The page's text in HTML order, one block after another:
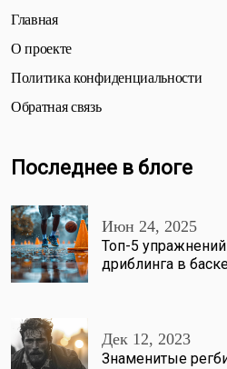
Главная
О проекте
Политика конфиденциальности
Обратная связь
Последнее в блоге
Июн 24, 2025
Топ-5
дриблинга в
Дек 12, 2023
Знаменитые